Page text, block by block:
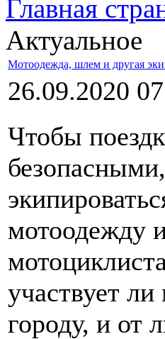
Главная
Актуальное
Мотоодежда, шлем и другая
26.09.2020
Чтобы
мотоодежду
участвует
городу, и от